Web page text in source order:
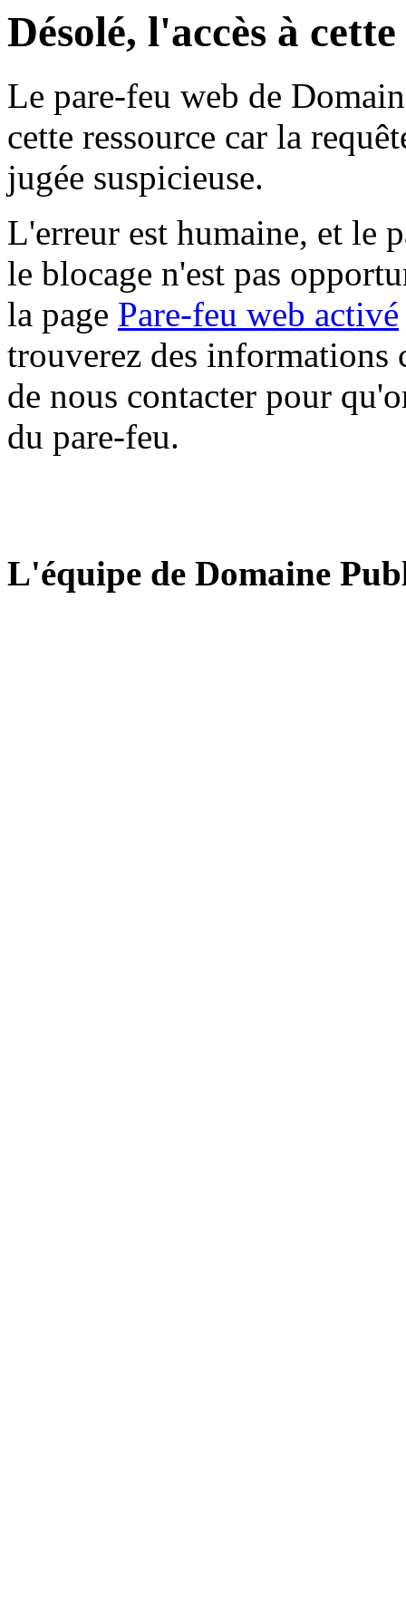
Désolé, l'accès à
Le pare-feu web de
cette ressource car la
jugée suspicieuse.
L'erreur est humaine, et le
le blocage n'est pas
la page Pare-feu web activé
trouverez des informations
de nous contacter pour
du pare-feu.
L'équipe de Domaine